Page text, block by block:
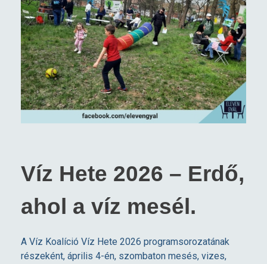
Víz Hete 2026 – Erdő,
ahol a víz mesél.
A Víz Koalíció Víz Hete 2026 programsorozatának
részeként, április 4-én, szombaton mesés, vizes,